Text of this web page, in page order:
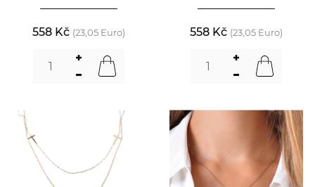
558 Kč (23,05 Euro) 558 Kč (23,05 Euro)